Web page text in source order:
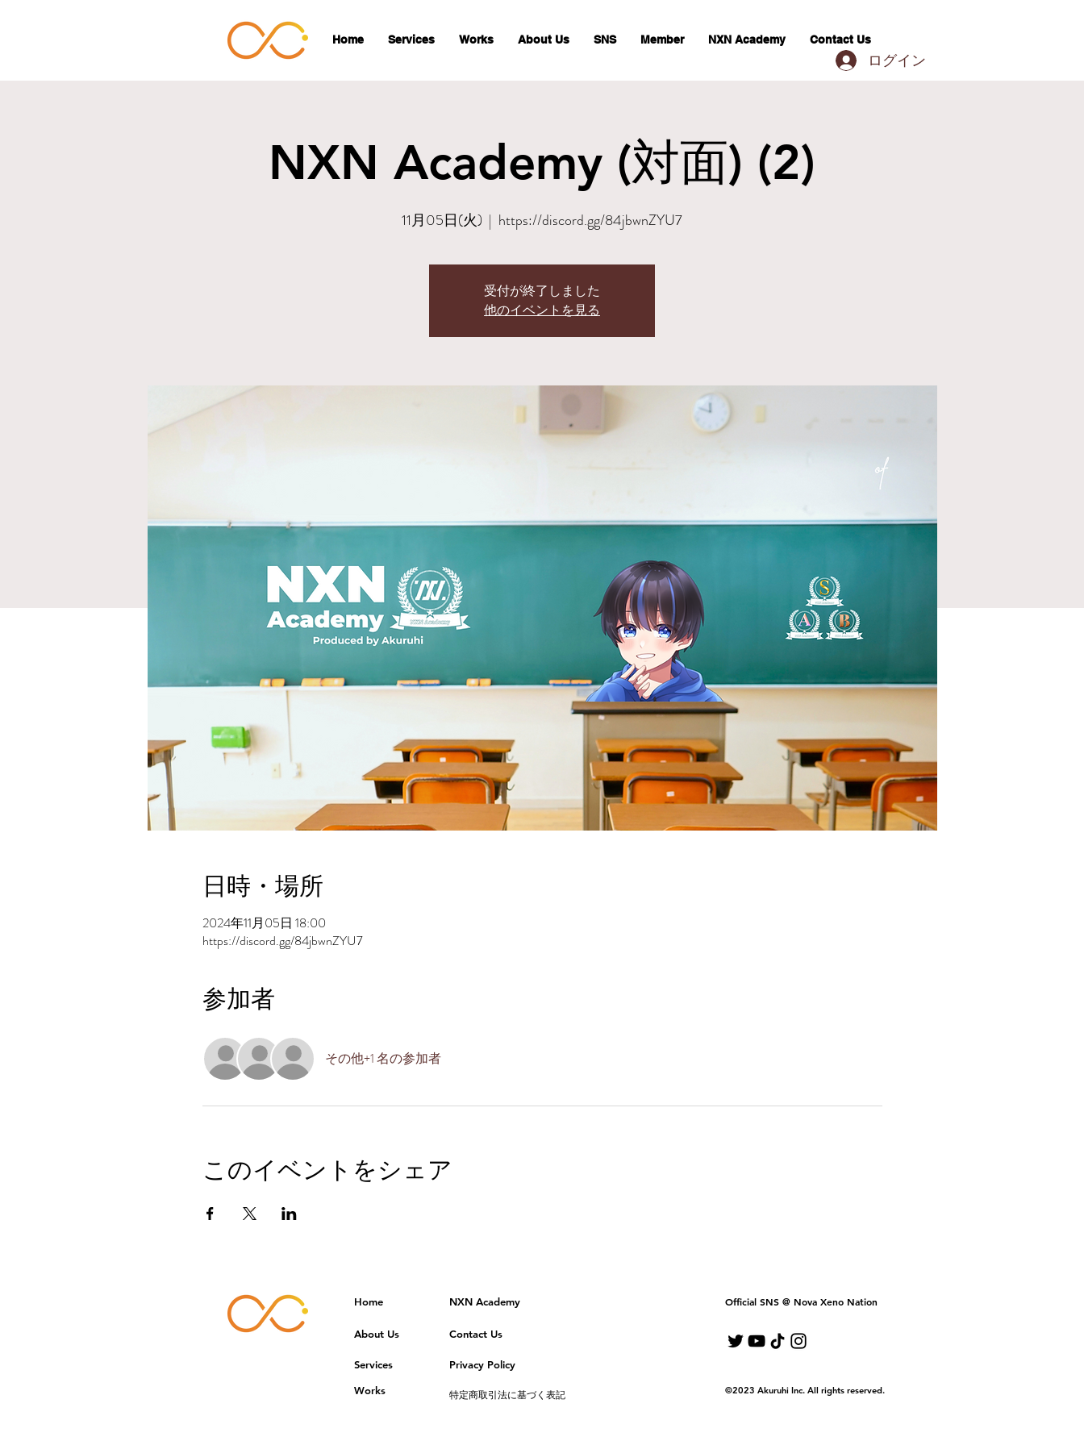
Home Services Works About Us SNS Member NXN Academy Contact Us
ログイン
NXN Academy (対面) (2)
11月05日(火)
  |
https://discord.gg/84jbwnZYU7
受付が終了しました
他のイベントを見る
日時・場所
2024年11月05日 18:00
https://discord.gg/84jbwnZYU7
参加者
その他+1 名の参加者
このイベントをシェア
Home
About Us
Services
Works
NXN Academy
Contact Us
Privacy Policy
特定商取引法に基づく表記
Official SNS @ Nova Xeno Nation
©2023 Akuruhi Inc. All rights reserved.